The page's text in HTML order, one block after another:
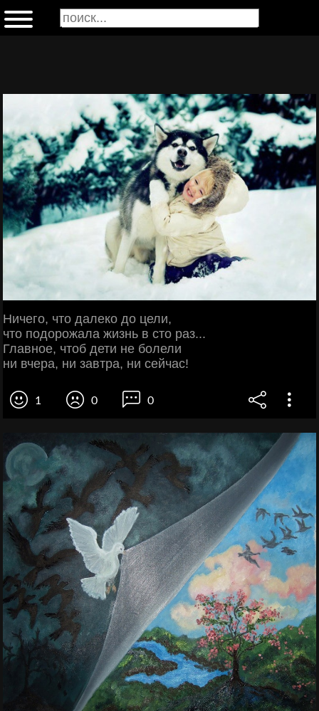
Ничего, что далеко до цели,
что подорожала жизнь в сто раз...
Главное, чтоб дети не болели
ни вчера, ни завтра, ни сейчас!
1 0 0